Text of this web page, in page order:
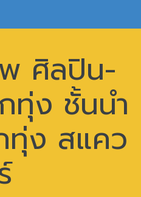
ศิลปิน-
ทุ่ง ชั้นนำ
ทุ่ง สแคว